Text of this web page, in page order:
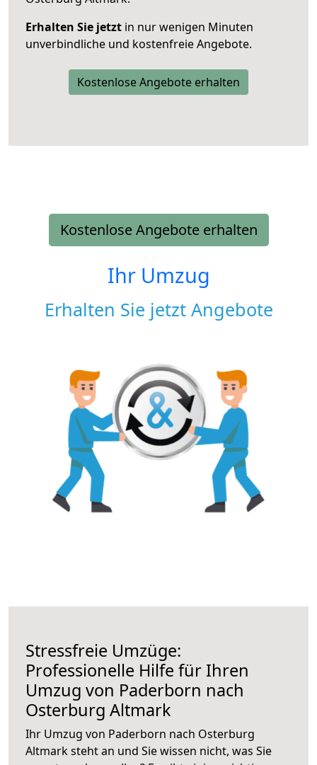
Erhalten Sie jetzt in nur wenigen Minuten
unverbindliche und kostenfreie Angebote.
Kostenlose Angebote erhalten
Kostenlose Angebote erhalten
Ihr Umzug
Erhalten Sie jetzt Angebote
Stressfreie Umzüge:
Professionelle Hilfe für Ihren
Umzug von Paderborn nach
Osterburg Altmark
Ihr Umzug von Paderborn nach Osterburg
Altmark steht an und Sie wissen nicht, was Sie